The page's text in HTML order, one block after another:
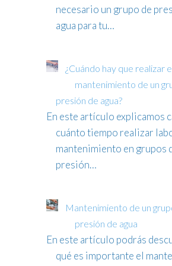
necesario un grupo de
agua para tu…
¿Cuándo hay que realizar
mantenimiento de un
presión de agua?
En este artículo explicamos
cuánto tiempo realizar
mantenimiento en grupos
presión…
Mantenimiento de un
presión de agua
En este artículo podrás
qué es importante el